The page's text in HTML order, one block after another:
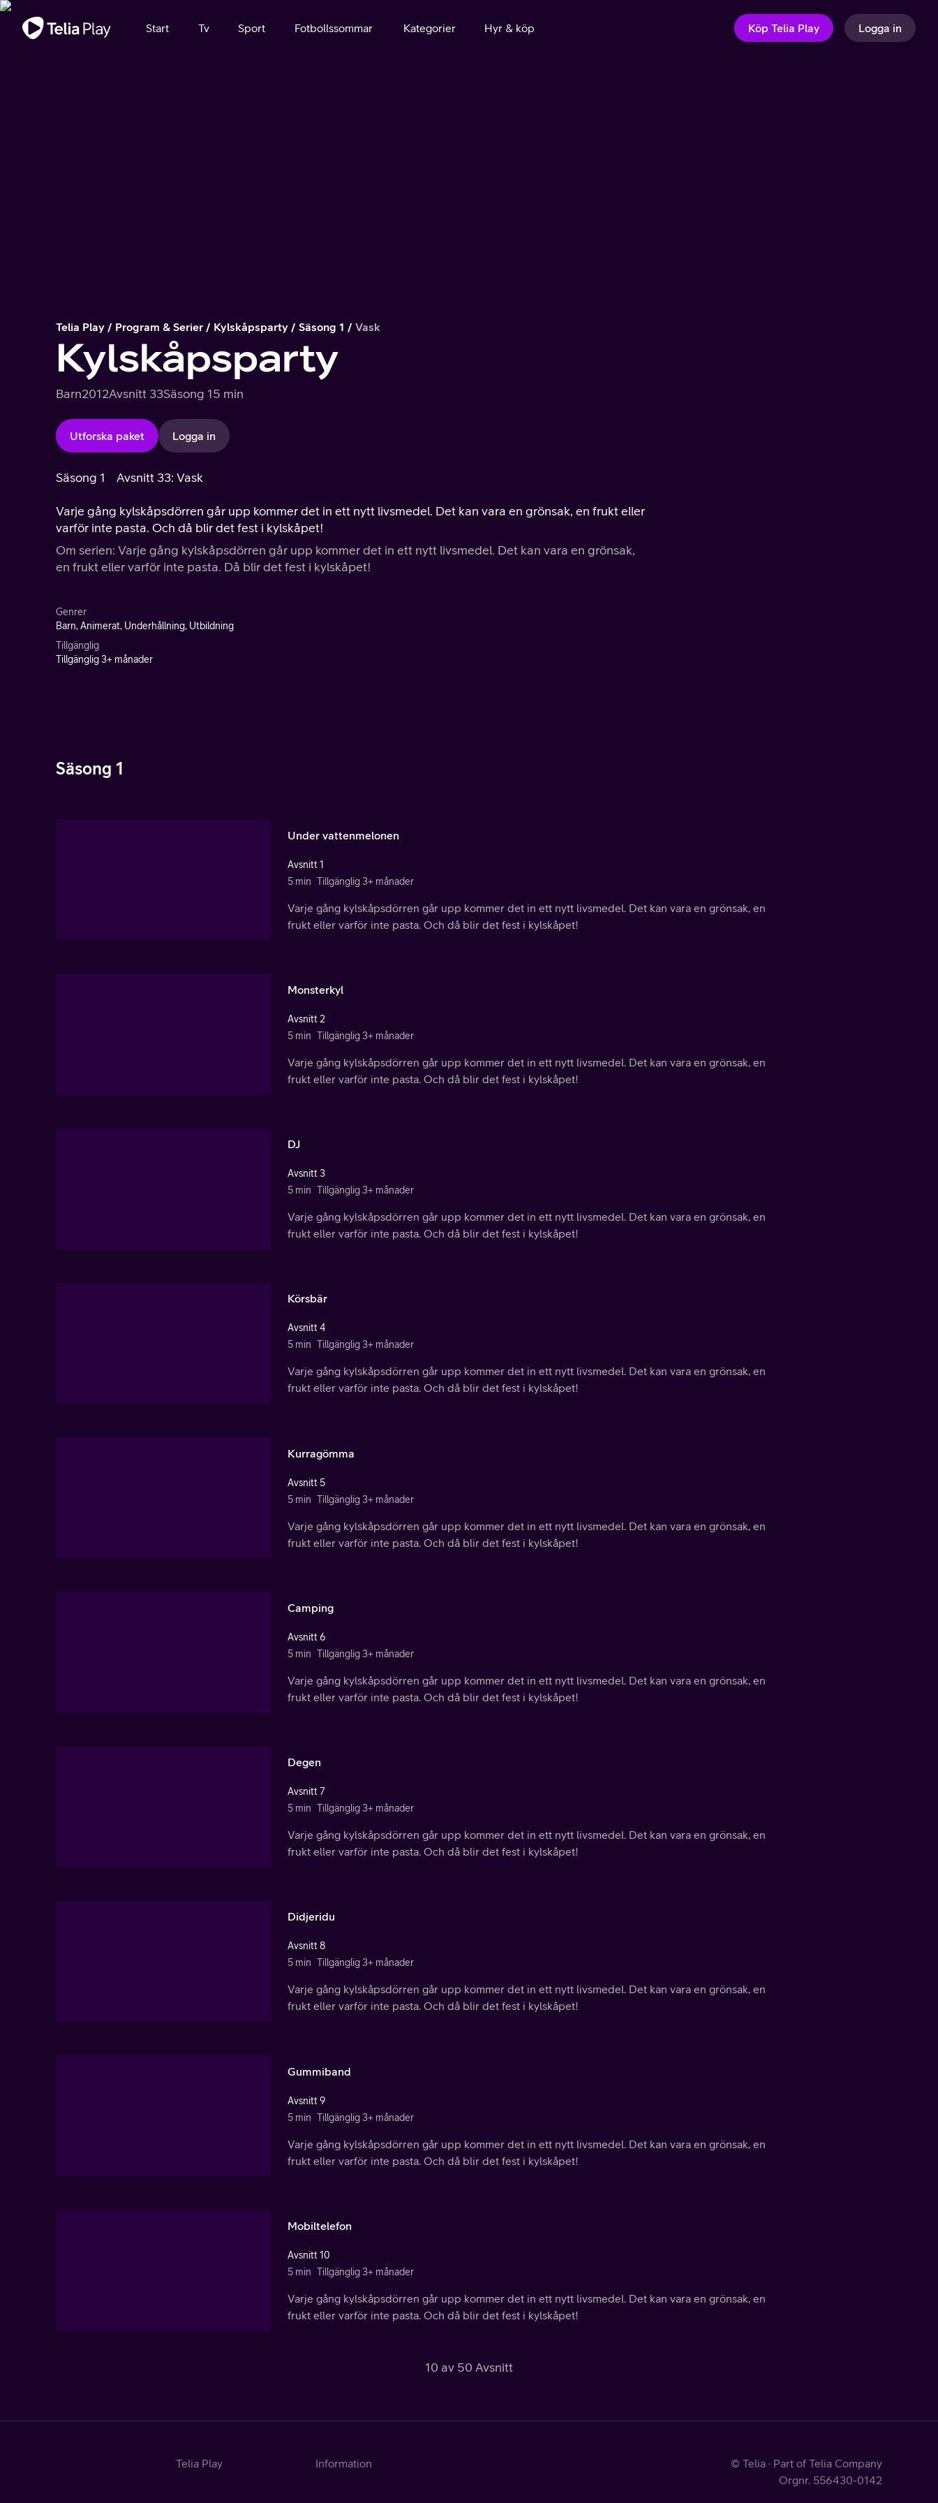
Viktigt meddelande
Start Tv Sport Fotbollssommar Kategorier Hyr & köp Köp Telia Play Logga in
Telia Play Program & Serier Kylskåpsparty Säsong 1 Vask
Kylskåpsparty
Barn2012Avsnitt 33Säsong 15 min
Utforska paket Logga in
Säsong 1 Avsnitt 33: Vask
Varje gång kylskåpsdörren går upp kommer det in ett nytt livsmedel. Det kan vara en grönsak, en frukt eller
varför inte pasta. Och då blir det fest i kylskåpet!
Om serien: Varje gång kylskåpsdörren går upp kommer det in ett nytt livsmedel. Det kan vara en grönsak,
en frukt eller varför inte pasta. Då blir det fest i kylskåpet!
Genrer
Barn, Animerat, Underhållning, Utbildning
Tillgänglig
Tillgänglig 3+ månader
Säsong 1
Under vattenmelonen
Avsnitt 1
5 min Tillgänglig 3+ månader
Varje gång kylskåpsdörren går upp kommer det in ett nytt livsmedel. Det kan vara en grönsak, en
frukt eller varför inte pasta. Och då blir det fest i kylskåpet!
Monsterkyl
Avsnitt 2
5 min Tillgänglig 3+ månader
Varje gång kylskåpsdörren går upp kommer det in ett nytt livsmedel. Det kan vara en grönsak, en
frukt eller varför inte pasta. Och då blir det fest i kylskåpet!
DJ
Avsnitt 3
5 min Tillgänglig 3+ månader
Varje gång kylskåpsdörren går upp kommer det in ett nytt livsmedel. Det kan vara en grönsak, en
frukt eller varför inte pasta. Och då blir det fest i kylskåpet!
Körsbär
Avsnitt 4
5 min Tillgänglig 3+ månader
Varje gång kylskåpsdörren går upp kommer det in ett nytt livsmedel. Det kan vara en grönsak, en
frukt eller varför inte pasta. Och då blir det fest i kylskåpet!
Kurragömma
Avsnitt 5
5 min Tillgänglig 3+ månader
Varje gång kylskåpsdörren går upp kommer det in ett nytt livsmedel. Det kan vara en grönsak, en
frukt eller varför inte pasta. Och då blir det fest i kylskåpet!
Camping
Avsnitt 6
5 min Tillgänglig 3+ månader
Varje gång kylskåpsdörren går upp kommer det in ett nytt livsmedel. Det kan vara en grönsak, en
frukt eller varför inte pasta. Och då blir det fest i kylskåpet!
Degen
Avsnitt 7
5 min Tillgänglig 3+ månader
Varje gång kylskåpsdörren går upp kommer det in ett nytt livsmedel. Det kan vara en grönsak, en
frukt eller varför inte pasta. Och då blir det fest i kylskåpet!
Didjeridu
Avsnitt 8
5 min Tillgänglig 3+ månader
Varje gång kylskåpsdörren går upp kommer det in ett nytt livsmedel. Det kan vara en grönsak, en
frukt eller varför inte pasta. Och då blir det fest i kylskåpet!
Gummiband
Avsnitt 9
5 min Tillgänglig 3+ månader
Varje gång kylskåpsdörren går upp kommer det in ett nytt livsmedel. Det kan vara en grönsak, en
frukt eller varför inte pasta. Och då blir det fest i kylskåpet!
Mobiltelefon
Avsnitt 10
5 min Tillgänglig 3+ månader
Varje gång kylskåpsdörren går upp kommer det in ett nytt livsmedel. Det kan vara en grönsak, en
frukt eller varför inte pasta. Och då blir det fest i kylskåpet!
10 av 50 Avsnitt
Telia Play
Information
© Telia · Part of Telia Company
Orgnr. 556430-0142